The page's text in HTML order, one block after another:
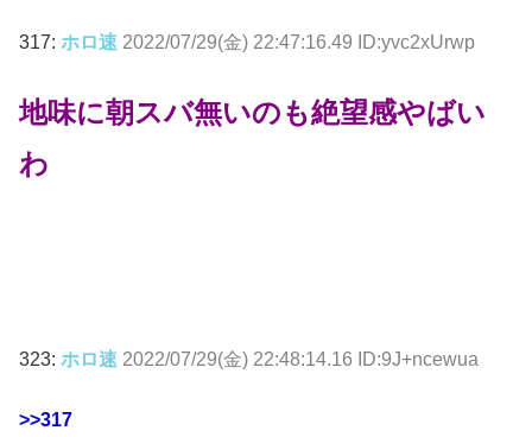
317: ホロ速 2022/07/29(金) 22:47:16.49 ID:yvc2xUrwp
地味に朝スバ無いのも絶望感やばい
わ
323: ホロ速 2022/07/29(金) 22:48:14.16 ID:9J+ncewua
>>317